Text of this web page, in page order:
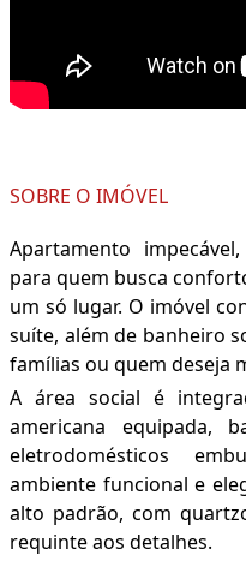
SOBRE O IMÓVEL
Apartamento
para quem busca
um só lugar. O imóvel
suíte, além de banheiro
famílias ou quem deseja
A área social é
americana equipada,
eletrodomésticos
ambiente funcional e
alto padrão, com
requinte aos detalhes.